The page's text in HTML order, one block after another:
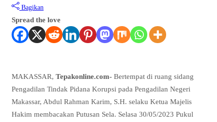
Bagikan
Spread the love
MAKASSAR, Tepakonline.com- Bertempat di ruang sidang
Pengadilan Tindak Pidana Korupsi pada Pengadilan Negeri
Makassar, Abdul Rahman Karim, S.H. selaku Ketua Majelis
Hakim membacakan Putusan Sela. Selasa 30/05/2023 Pukul